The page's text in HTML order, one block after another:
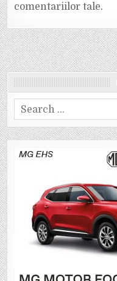
comentariilor tale.
Search
for: